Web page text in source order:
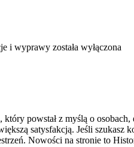
i wyprawy została wyłączona
powstał z myślą o
satysfakcją. Jeśli
Nowości na stronie to